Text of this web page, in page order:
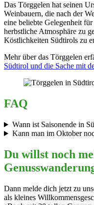
Das Törggelen hat seinen
Weinbauern, die nach der
eine beliebte Gelegenheit
herbstliche Atmosphäre zu
Köstlichkeiten Südtirols zu
Mehr über das Törggelen
Südtirol und die Sache mit
FAQ
Wann ist Saisonende in
Kann man im Oktober
Du willst noch
Dann melde dich jetzt zu
als kleines